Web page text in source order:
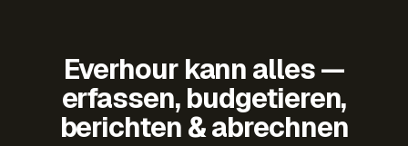
Everhour kann alles —
erfassen, budgetieren,
berichten & abrechnen